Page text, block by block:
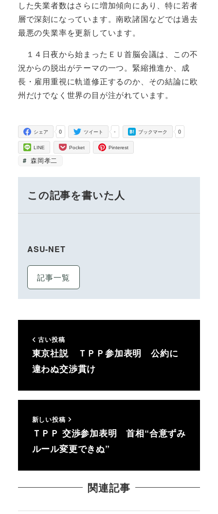
した失業者数はさらに増加傾向にあり、特に若者
層で深刻になっています。南欧諸国などでは過去
最悪の失業率を更新しています。
１４日夜から始まったＥＵ首脳会議は、この不
況からの脱出がテーマの一つ。緊縮推進か、成
長・雇用重視に軌道修正するのか、その結論に欧
州だけでなく世界の目が注がれています。
0
シェア -
ツイート 0
ブックマーク
LINE Pocket Pinterest
森岡孝二
この記事を書いた人
ASU-NET
記事一覧
古い投稿
東京社説 ＴＰＰ参加表明 公約に
違わぬ交渉貫け
新しい投稿
ＴＰＰ 交渉参加表明 首相“合意ずみ
ルール変更できぬ”
関連記事